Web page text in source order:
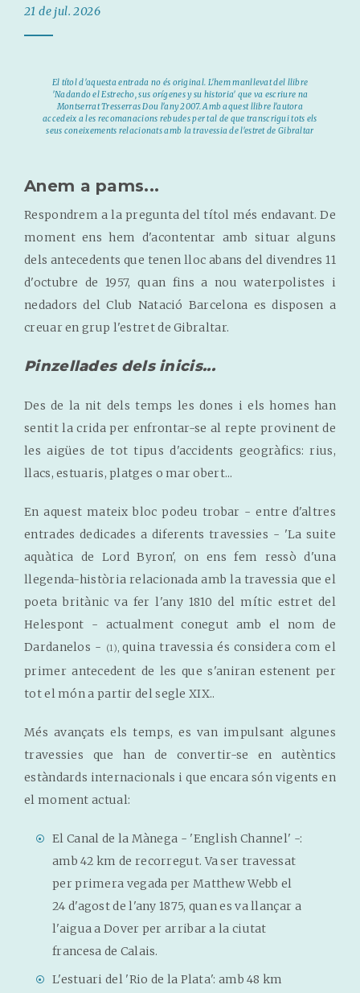
21 de jul. 2026
El títol d'aquesta entrada no és original. L'hem manllevat del llibre
'Nadando el Estrecho, sus orígenes y su historia' que va escriure na
Montserrat Tresserras Dou l'any 2007. Amb aquest llibre l'autora
accedeix a les recomanacions rebudes per tal de que transcrigui tots els
seus coneixements relacionats amb la travessia de l'estret de Gibraltar
Anem a pams...
Respondrem a la pregunta del títol més endavant. De
moment ens hem d'acontentar amb situar alguns
dels antecedents que tenen lloc abans del divendres 11
d'octubre de 1957, quan fins a nou waterpolistes i
nedadors del Club Natació Barcelona es disposen a
creuar en grup l'estret de Gibraltar.
Pinzellades dels inicis...
Des de la nit dels temps les dones i els homes han
sentit la crida per enfrontar-se al repte provinent de
les aigües de tot tipus d'accidents geogràfics: rius,
llacs, estuaris, platges o mar obert...
En aquest mateix bloc podeu trobar - entre d'altres
entrades dedicades a diferents travessies - 'La suite
aquàtica de Lord Byron', on ens fem ressò d'una
llegenda-història relacionada amb la travessia que el
poeta britànic va fer l'any 1810 del mític estret del
Helespont - actualment conegut amb el nom de
Dardanelos -
(1),quina travessia és considera com el
primer antecedent de les que s'aniran estenent per
tot el món a partir del segle XIX..
Més avançats els temps, es van impulsant algunes
travessies que han de convertir-se en autèntics
estàndards internacionals i que encara són vigents en
el moment actual:
El Canal de la Mànega - 'English Channel' -:
amb 42 km de recorregut. Va ser travessat
per primera vegada per Matthew Webb el
24 d'agost de l'any 1875, quan es va llançar a
l'aigua a Dover per arribar a la ciutat
francesa de Calais.
L'estuari del 'Rio de la Plata': amb 48 km